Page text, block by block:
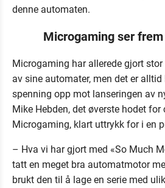
denne automaten.
Microgaming ser
Microgaming har allerede gjort
av sine automater, men det er
spenning opp mot lanseringen av
Mike Hebden, det øverste hodet
Microgaming, klart uttrykk for i en
– Hva vi har gjort med «So Much
tatt en meget bra automatmotor
brukt den til å lage en serie med